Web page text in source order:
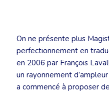
On ne présente plus
perfectionnement en
en 2006 par François
un rayonnement
a commencé à proposer